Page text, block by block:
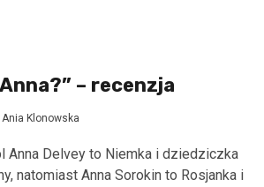
– recenzja
Ania Klonowska
Anna Delvey to Niemka i dziedziczka
natomiast Anna Sorokin to Rosjanka i